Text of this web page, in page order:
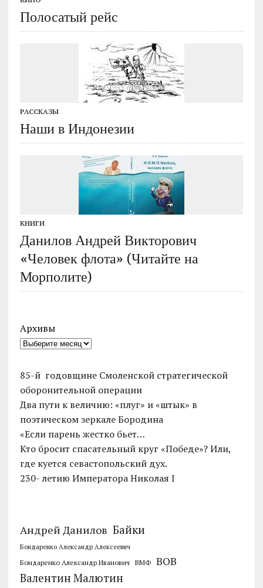
Полосатый рейс
РАССКАЗЫ
Наши в Индонезии
КНИГИ
Данилов Андрей Викторович
«Человек флота» (Читайте на
Морполите)
Архивы
85-й годовщине Смоленской стратегической
оборонительной операции
Два пути к величию: «плуг» и «штык» в
поэтическом зеркале Бородина
«Если парень жестко бьет…
Кто бросит спасательный круг «Победе»? Или,
где куется севастопольский дух.
230- летию Императора Николая I
Андрей Данилов Байки
Бондаренко Александр Алексеевич
Бондаренко Александр Иванович ВМФ ВОВ
Валентин Малютин